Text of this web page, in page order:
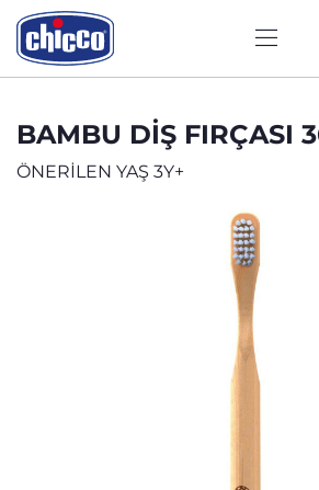
BAMBU DIŞ FIRÇASI
ÖNERİLEN YAŞ 3Y+